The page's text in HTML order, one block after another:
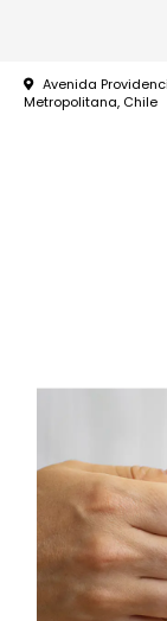
Avenida
Metropolitana, Chile